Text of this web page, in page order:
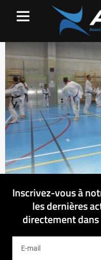
Inscrivez-vous à
les dernières
directement